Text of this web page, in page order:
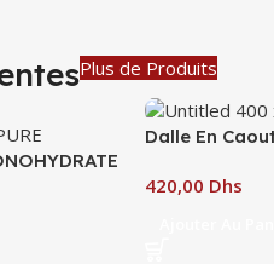
Plus de Produits
Dalle En
Dhs